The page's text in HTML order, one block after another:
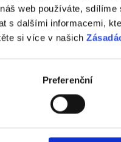
web používáte,
s dalšími informacemi,
si více v našich
Preferenční
konstrukcí z cihel